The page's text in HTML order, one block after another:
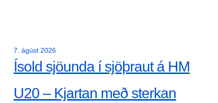
7. ágúst 2026
Ísold sjöunda í sjöþraut á HM
U20 – Kjartan með sterkan